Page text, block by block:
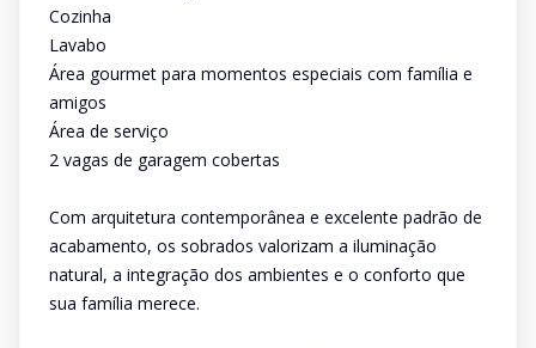
Cozinha
Lavabo
Área gourmet para momentos especiais com família e
amigos
Área de serviço
2 vagas de garagem cobertas
Com arquitetura contemporânea e excelente padrão de
acabamento, os sobrados valorizam a iluminação
natural, a integração dos ambientes e o conforto que
sua família merece.